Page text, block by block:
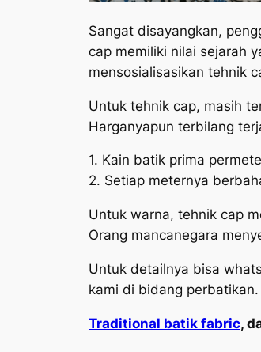
Sangat disayangkan,
cap memiliki nilai sejarah
mensosialisasikan tehnik
Untuk tehnik cap, masih
Harganyapun terbilang
1. Kain batik prima
2. Setiap meternya
Untuk warna, tehnik cap
Orang mancanegara
Untuk detailnya bisa
kami di bidang perbatikan.
Traditional batik fabric,